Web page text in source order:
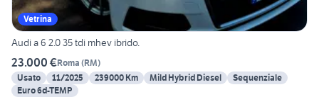
Vetrina
Audi a 6 2.0 35 tdi mhev ibrido.
23.000 €Roma (RM)
Usato
11/2025 239000 Km Mild Hybrid Diesel
Sequenziale
Euro 6d-TEMP